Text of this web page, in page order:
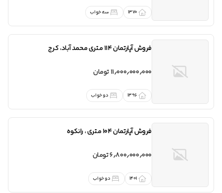
1370 سه خواب
فروشآپارتمان 114 متری محمد آباد ،کرج
11٫000٫000٫000 تومان
1396 دو خواب
فروشآپارتمان 104 متری ،رانکوه
6٫800٫000٫000 تومان
1401 دو خواب